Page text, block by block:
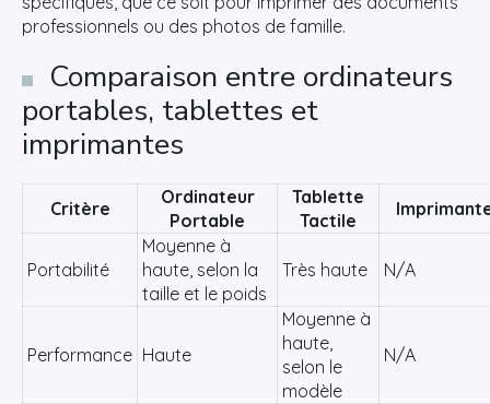
professionnels ou des photos de famille.
Comparaison entre ordinateurs
portables, tablettes et
imprimantes
Critère
Ordinateur
Portable
Tablette
Tactile
Portabilité
Moyenne à
haute, selon la
taille et le poids
Très haute N/A
Performance Haute
Moyenne à
haute,
selon le
modèle
N/A